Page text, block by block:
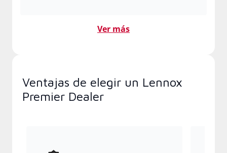
Ver más
Ventajas de elegir un Lennox
Premier Dealer